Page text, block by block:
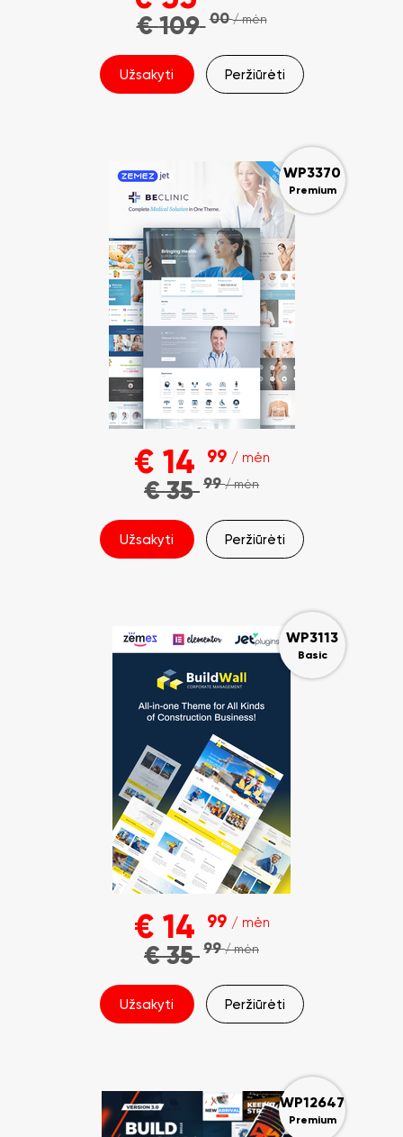
€109 00 / mėn
Užsakyti Peržiūrėti
WP3370
Premium
€ 14 99 / mėn
€35 99 / mėn
Užsakyti Peržiūrėti
WP3113
Basic
€ 14 99 / mėn
€35 99 / mėn
Užsakyti Peržiūrėti
WP12647
Premium